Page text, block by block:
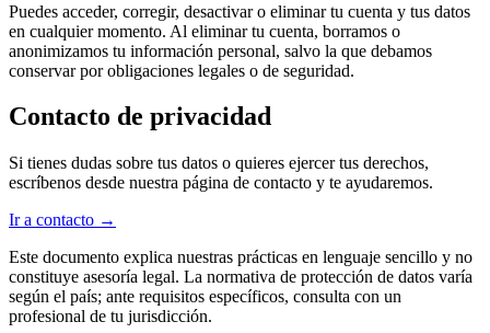
Puedes acceder, corregir, desactivar o eliminar tu cuenta y tus datos
en cualquier momento. Al eliminar tu cuenta, borramos o
anonimizamos tu información personal, salvo la que debamos
conservar por obligaciones legales o de seguridad.
Contacto de privacidad
Si tienes dudas sobre tus datos o quieres ejercer tus derechos,
escríbenos desde nuestra página de contacto y te ayudaremos.
Ir a contacto →
Este documento explica nuestras prácticas en lenguaje sencillo y no
constituye asesoría legal. La normativa de protección de datos varía
según el país; ante requisitos específicos, consulta con un
profesional de tu jurisdicción.